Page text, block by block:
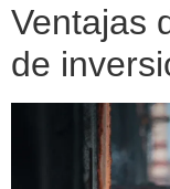
Ventajas
de